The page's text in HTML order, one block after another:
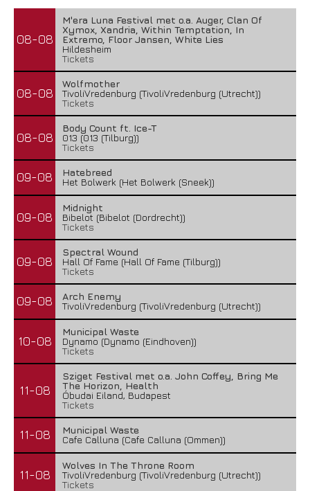
08-08
M'era Luna Festival met o.a. Auger, Clan Of
Xymox, Xandria, Within Temptation, In
Extremo, Floor Jansen, White Lies
Hildesheim
Tickets
08-08
Wolfmother
TivoliVredenburg (TivoliVredenburg (Utrecht))
Tickets
08-08
Body Count ft. Ice-T
013 (013 (Tilburg))
Tickets
09-08
Hatebreed
Het Bolwerk (Het Bolwerk (Sneek))
09-08
Midnight
Bibelot (Bibelot (Dordrecht))
Tickets
09-08
Spectral Wound
Hall Of Fame (Hall Of Fame (Tilburg))
Tickets
09-08
Arch Enemy
TivoliVredenburg (TivoliVredenburg (Utrecht))
10-08
Municipal Waste
Dynamo (Dynamo (Eindhoven))
Tickets
11-08
Sziget Festival met o.a. John Coffey, Bring Me
The Horizon, Health
Óbudai Eiland, Budapest
Tickets
11-08
Municipal Waste
Cafe Calluna (Cafe Calluna (Ommen))
11-08
Wolves In The Throne Room
TivoliVredenburg (TivoliVredenburg (Utrecht))
Tickets